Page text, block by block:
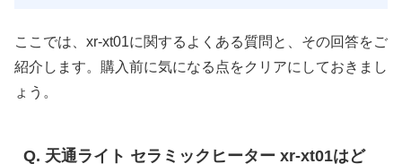
ここでは、xr-xt01に関するよくある質問と、その回答をご
紹介します。購入前に気になる点をクリアにしておきまし
ょう。
Q. 天通ライト セラミックヒーター xr-xt01はど